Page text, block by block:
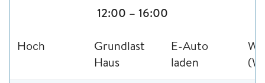
12:00 – 16:00
Hoch
Grundlast
Haus
E-Auto
laden